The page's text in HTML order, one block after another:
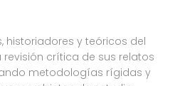
historiadores y teóricos del
crítica de sus relatos
metodologías rígidas y